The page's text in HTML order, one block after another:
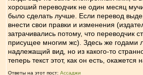
хороший переводчик не один месяц
было сделать лучше. Если перевод
внести свои правки и изменения
затрачивались потому, что
присущее многим жс). Здесь же годами
надлежащий вид, но из какого-то
теперь текст этот, как он есть, окажется
Ответы на этот пост: Ассаджи